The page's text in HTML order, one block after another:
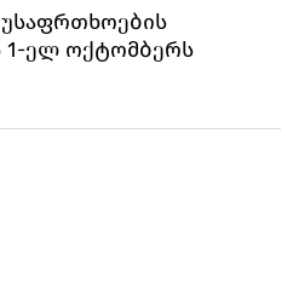
1-ელ ოქტომბერს